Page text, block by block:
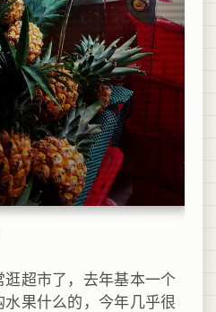
超市了，去年基本一个
果什么的，今年几乎很